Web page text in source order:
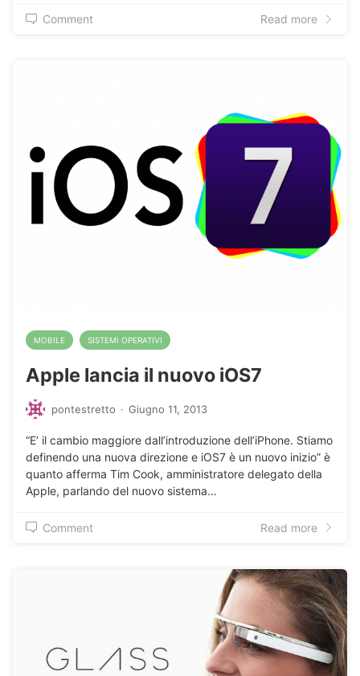
Comment Read more
MOBILE SISTEMI OPERATIVI
Apple lancia il nuovo iOS7
pontestretto · Giugno 11, 2013
“E’ il cambio maggiore dall’introduzione dell’iPhone. Stiamo
definendo una nuova direzione e iOS7 è un nuovo inizio” è
quanto afferma Tim Cook, amministratore delegato della
Apple, parlando del nuovo sistema…
Comment Read more